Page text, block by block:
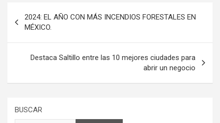
Navegación
de
entradas
2024: EL AÑO CON MÁS INCENDIOS FORESTALES EN
MÉXICO.
Destaca Saltillo entre las 10 mejores ciudades para
abrir un negocio
BUSCAR